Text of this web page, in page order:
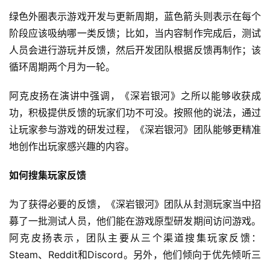
休
闲
游
戏
2
0
2
5
第
三
金
茶
奖
绿色外圈表示游戏开发与更新周期，蓝色箭头则表示在每个
阶段应该吸纳哪一类反馈；比如，当内容制作完成后，测试
人员会进行游玩并反馈，然后开发团队根据反馈再制作；该
循环周期两个月为一轮。
阿克皮扬在演讲中强调，《深岩银河》之所以能够收获成
功，积极提供反馈的玩家们功不可没。按照他的说法，通过
让玩家参与游戏的研发过程，《深岩银河》团队能够更精准
地创作出玩家感兴趣的内容。
如何搜集玩家反馈
为了获得必要的反馈，《深岩银河》团队从封测玩家当中招
募了一批测试人员，他们能在游戏原型研发期间访问游戏。
阿克皮扬表示，团队主要从三个渠道搜集玩家反馈：
Steam、Reddit和Discord。另外，他们倾向于优先倾听三